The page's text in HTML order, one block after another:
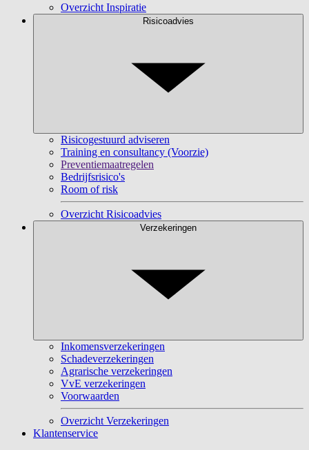
Overzicht Inspiratie
Risicoadvies
Risicogestuurd adviseren
Training en consultancy (Voorzie)
Preventiemaatregelen
Bedrijfsrisico's
Room of risk
Overzicht Risicoadvies
Verzekeringen
Inkomensverzekeringen
Schadeverzekeringen
Agrarische verzekeringen
VvE verzekeringen
Voorwaarden
Overzicht Verzekeringen
Klantenservice